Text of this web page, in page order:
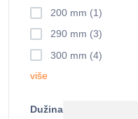
200 mm (1)
290 mm (3)
300 mm (4)
više
Dužina